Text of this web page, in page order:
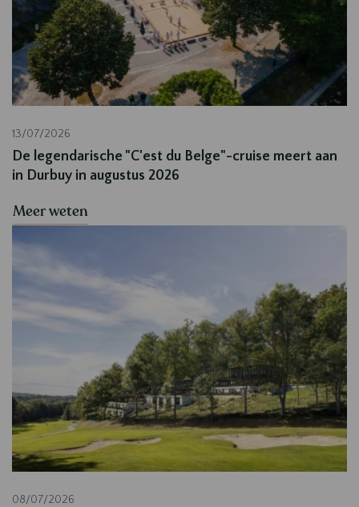
13/07/2026
De legendarische "C'est du Belge"-cruise meert aan
in Durbuy in augustus 2026
Meer weten
08/07/2026